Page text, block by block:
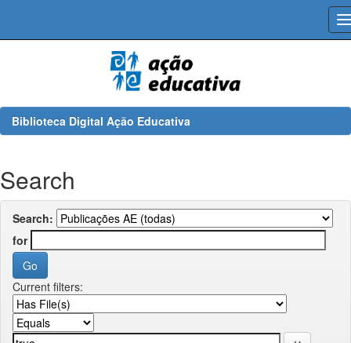
Biblioteca Digital Ação Educativa
Search
Search:
for
Current filters: